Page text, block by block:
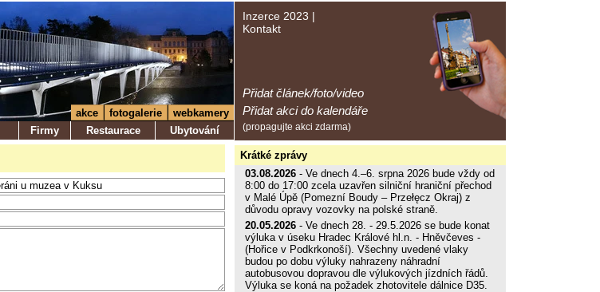
Inzerce 2023 |
Kontakt
Přidat článek/foto/video
Přidat akci do kalendáře
(propagujte akci zdarma)
akce fotogalerie
webkamery
Firmy Restaurace Ubytování
Krátké zprávy
03.08.2026 - Ve dnech 4.–6. srpna 2026 bude vždy od
8:00 do 17:00 zcela uzavřen silniční hraniční přechod
v Malé Úpě (Pomezní Boudy – Przełęcz Okraj) z
důvodu opravy vozovky na polské straně.
20.05.2026 - Ve dnech 28. - 29.5.2026 se bude konat
výluka v úseku Hradec Králové hl.n. - Hněvčeves -
(Hořice v Podkrkonoší). Všechny uvedené vlaky
budou po dobu výluky nahrazeny náhradní
autobusovou dopravou dle výlukových jízdních řádů.
Výluka se koná na požadek zhotovitele dálnice D35.